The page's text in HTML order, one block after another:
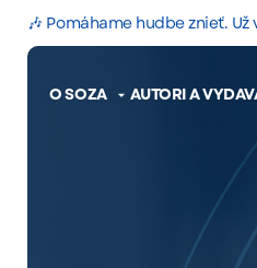
🎶 Pomáhame hudbe znieť. Už
O SOZA AUTORI A